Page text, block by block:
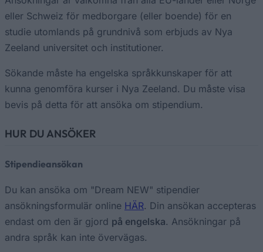
eller Schweiz för medborgare (eller boende) för en
studie utomlands på grundnivå som erbjuds av Nya
Zeeland universitet och institutioner.
Sökande måste ha engelska språkkunskaper för att
kunna genomföra kurser i Nya Zeeland. Du måste visa
bevis på detta för att ansöka om stipendium.
HUR DU ANSÖKER
Stipendieansökan
Du kan ansöka om "Dream NEW" stipendier
ansökningsformulär online HÄR. Din ansökan accepteras
endast om den är gjord på engelska. Ansökningar på
andra språk kan inte övervägas.